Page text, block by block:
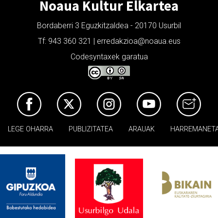
Noaua Kultur Elkartea
Bordaberri 3 Eguzkitzaldea - 20170 Usurbil
Tf: 943 360 321 | erredakzioa@noaua.eus
Codesyntaxek garatua
LEGE OHARRA PUBLIZITATEA ARAUAK